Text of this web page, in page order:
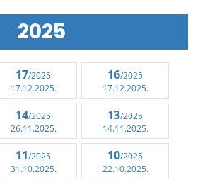
2025
17/2025
17.12.2025.
16/2025
17.12.2025.
14/2025
26.11.2025.
13/2025
14.11.2025.
11/2025
31.10.2025.
10/2025
22.10.2025.